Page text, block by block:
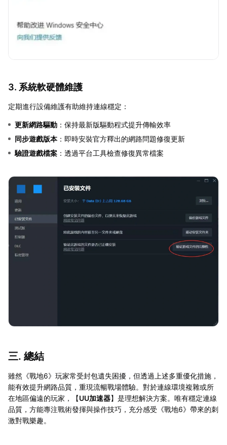
3. 系統軟硬體維護
定期進行設備維護有助維持連線穩定：
更新網路驅動 ：保持最新版驅動程式提升傳輸效率
同步遊戲版本：即時安裝官方釋出的網路問題修復更新
驗證遊戲檔案 ：透過平台工具檢查修復異常檔案
三. 總結
雖然《戰地6》玩家常受封包遺失困擾，但透過上述多重優化措施，
能有效提升網路品質，重現流暢戰場體驗。對於連線環境複雜或所
在地區偏遠的玩家，【UU加速器】是理想解決方案。唯有穩定連線
品質，方能專注戰術發揮與操作技巧，充分感受《戰地6》帶來的刺
激對戰樂趣。